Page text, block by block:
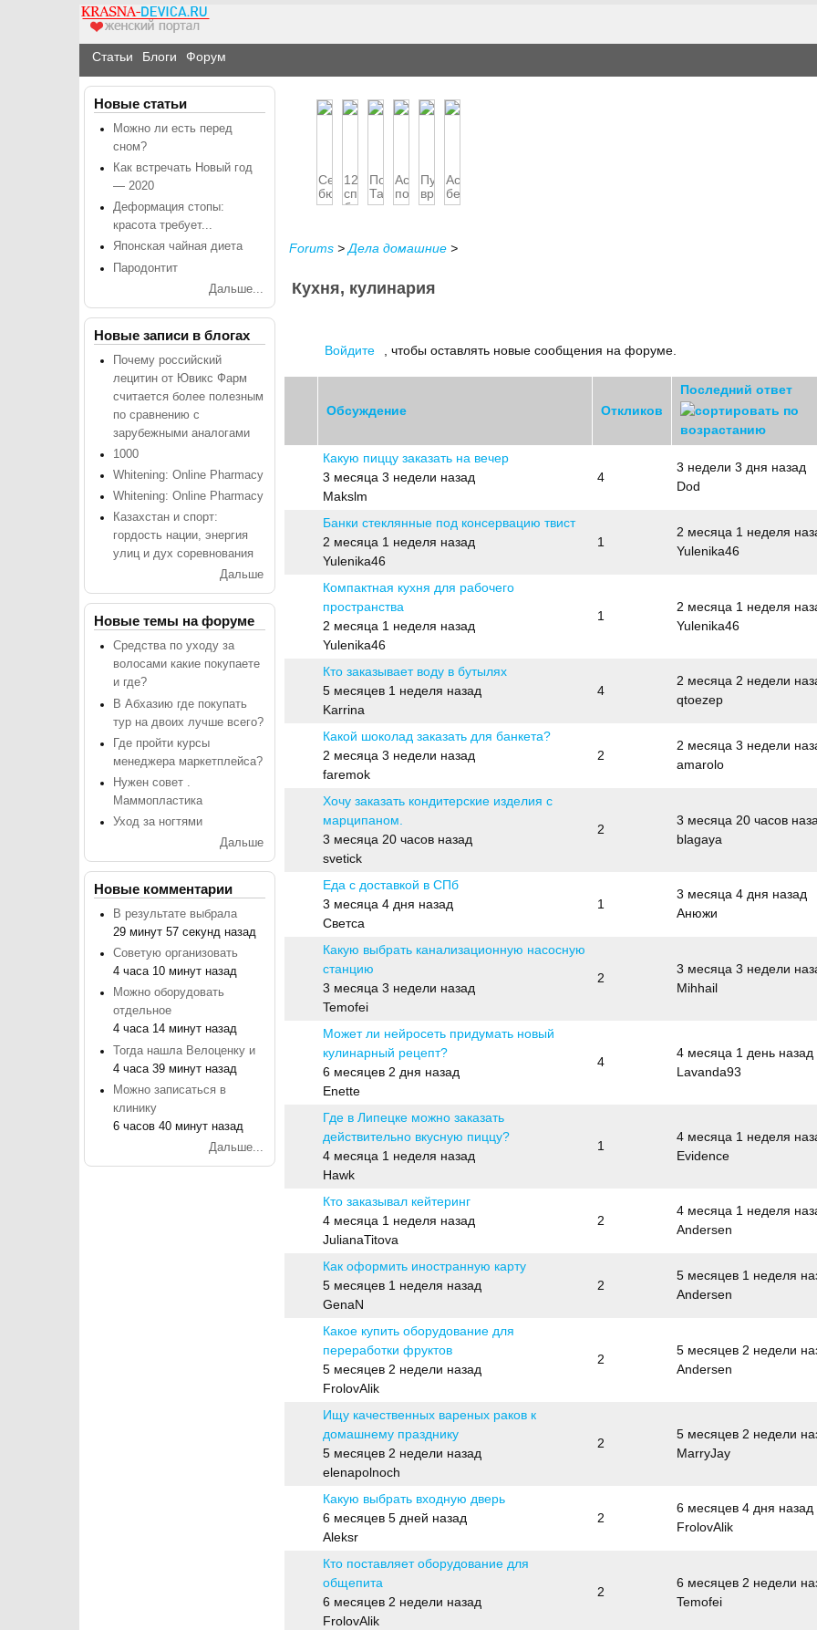
Статьи Блоги Форум
Семейный
бюджет:
учимся
12
способов
борьбы
По
Таиланду
на
Астрология
подарка
Пусть
вредная
привычка
Астрология
беременности
Forums > Дела домашние >
Кухня, кулинария
Войдите , чтобы оставлять новые сообщения на форуме.
Обсуждение Откликов
Последний ответ
Обычная тема
Какую пиццу заказать на вечер
3 месяца 3 недели назад
Makslm
4
3 недели 3 дня назад
Dod
Обычная тема
Банки стеклянные под консервацию твист
2 месяца 1 неделя назад
Yulenika46
1
2 месяца 1 неделя
Yulenika46
Обычная тема
Компактная кухня для рабочего
пространства
2 месяца 1 неделя назад
Yulenika46
1
2 месяца 1 неделя
Yulenika46
Обычная тема
Кто заказывает воду в бутылях
5 месяцев 1 неделя назад
Karrina
4
2 месяца 2 недели
qtoezep
Обычная тема
Какой шоколад заказать для банкета?
2 месяца 3 недели назад
faremok
2
2 месяца 3 недели
amarolo
Обычная тема
Хочу заказать кондитерские изделия с
марципаном.
3 месяца 20 часов назад
svetick
2
3 месяца 20 часов
blagaya
Обычная тема
Еда с доставкой в СПб
3 месяца 4 дня назад
Светса
1
3 месяца 4 дня назад
Анюжи
Обычная тема
Какую выбрать канализационную насосную
станцию
3 месяца 3 недели назад
Temofei
2
3 месяца 3 недели
Mihhail
Обычная тема
Может ли нейросеть придумать новый
кулинарный рецепт?
6 месяцев 2 дня назад
Enette
4
4 месяца 1 день назад
Lavanda93
Обычная тема
Где в Липецке можно заказать
действительно вкусную пиццу?
4 месяца 1 неделя назад
Hawk
1
4 месяца 1 неделя
Evidence
Обычная тема
Кто заказывал кейтеринг
4 месяца 1 неделя назад
JulianaTitova
2
4 месяца 1 неделя
Andersen
Обычная тема
Как оформить иностранную карту
5 месяцев 1 неделя назад
GenaN
2
5 месяцев 1 неделя
Andersen
Обычная тема
Какое купить оборудование для
переработки фруктов
5 месяцев 2 недели назад
FrolovAlik
2
5 месяцев 2 недели
Andersen
Обычная тема
Ищу качественных вареных раков к
домашнему празднику
5 месяцев 2 недели назад
elenapolnoch
2
5 месяцев 2 недели
MarryJay
Обычная тема
Какую выбрать входную дверь
6 месяцев 5 дней назад
Aleksr
2
6 месяцев 4 дня назад
FrolovAlik
Обычная тема
Кто поставляет оборудование для
общепита
6 месяцев 2 недели назад
FrolovAlik
2
6 месяцев 2 недели
Temofei
Новые статьи
Можно ли есть перед
сном?
Как встречать Новый год
— 2020
Деформация стопы:
красота требует...
Японская чайная диета
Пародонтит
Дальше...
Новые записи в блогах
Почему российский
лецитин от Ювикс Фарм
считается более полезным
по сравнению с
зарубежными аналогами
1000
Whitening: Online Pharmacy
Whitening: Online Pharmacy
Казахстан и спорт:
гордость нации, энергия
улиц и дух соревнования
Дальше
Новые темы на форуме
Средства по уходу за
волосами какие покупаете
и где?
В Абхазию где покупать
тур на двоих лучше всего?
Где пройти курсы
менеджера маркетплейса?
Нужен совет .
Маммопластика
Уход за ногтями
Дальше
Новые комментарии
В результате выбрала
29 минут 57 секунд назад
Советую организовать
4 часа 10 минут назад
Можно оборудовать
отдельное
4 часа 14 минут назад
Тогда нашла Велоценку и
4 часа 39 минут назад
Можно записаться в
клинику
6 часов 40 минут назад
Дальше...